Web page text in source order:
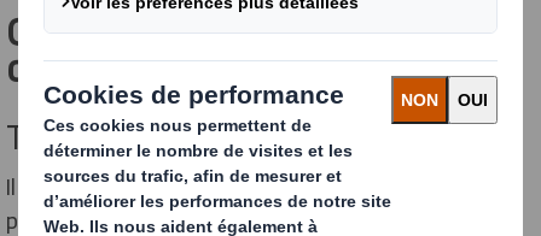
Comprendre les déchets
d'emballage
Types de déchets d’emballage
Il est possible de classer les déchets d’emballage dans
plusieurs catégories distinctes, à savoir :